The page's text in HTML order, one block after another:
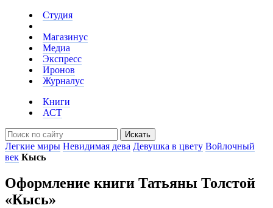
Студия
Магазинус
Медиа
Экспресс
Иронов
Журналус
Книги
АСТ
Искать
Легкие миры Невидимая дева Девушка в цвету Войлочный
век Кысь
Оформление книги Татьяны Толстой
«Кысь»